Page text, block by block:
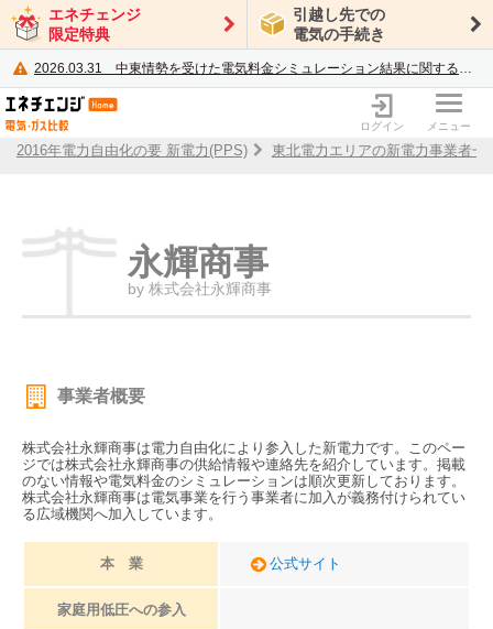
エネチェンジ
限定特典
引越し先での
電気の手続き
2026.03.31 中東情勢を受けた電気料金シミュレーション結果に関するご案内
電力・ガス比較サイト エネチェンジ
ログイン メニュー
2016年電力自由化の要 新電力(PPS) 東北電力エリアの新電力事業者一
永輝商事
by 株式会社永輝商事
事業者概要
株式会社永輝商事は電力自由化により参入した新電力です。このペー
ジでは株式会社永輝商事の供給情報や連絡先を紹介しています。掲載
のない情報や電気料金のシミュレーションは順次更新しております。
株式会社永輝商事は電気事業を行う事業者に加入が義務付けられてい
る広域機関へ加入しています。
本 業 公式サイト
家庭用低圧への参入